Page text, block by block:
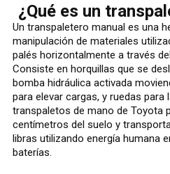
¿Qué es un
Un transpaletero manual es una
manipulación de materiales
palés horizontalmente a través
Consiste en horquillas que se
bomba hidráulica activada
para elevar cargas, y ruedas para
transpaletos de mano de Toyota
centímetros del suelo y
libras utilizando energía humana
baterías.